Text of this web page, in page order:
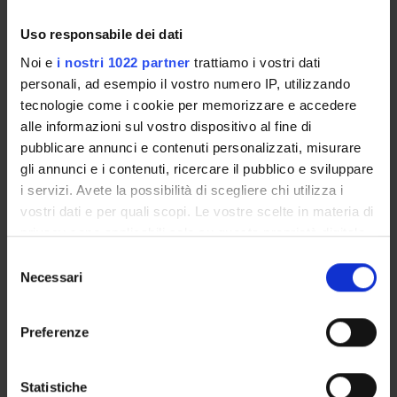
Uso responsabile dei dati
Noi e i nostri 1022 partner trattiamo i vostri dati
personali, ad esempio il vostro numero IP, utilizzando
tecnologie come i cookie per memorizzare e accedere
alle informazioni sul vostro dispositivo al fine di
pubblicare annunci e contenuti personalizzati, misurare
gli annunci e i contenuti, ricercare il pubblico e sviluppare
i servizi. Avete la possibilità di scegliere chi utilizza i
vostri dati e per quali scopi. Le vostre scelte in materia di
privacy sono applicabili solo su questa proprietà digitale
modificare o revocare il proprio consenso in qualsiasi
momento dalla Dichiarazione sui cookie o facendo clic
raccogliere informazioni sulla tua posizione
delNecessari
Preferenze
Statistiche
Calendario didattico
Piani didattici
Calendario esami
Bacheca avvisi
Proposte tesi e stage
Organi collegiali e di governo
Docenti
CORSI DI STUDIO
DOTTORATI, MASTER E FORMAZIONE SUPERIORE